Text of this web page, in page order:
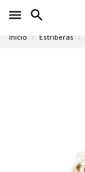
Inicio Estriberas